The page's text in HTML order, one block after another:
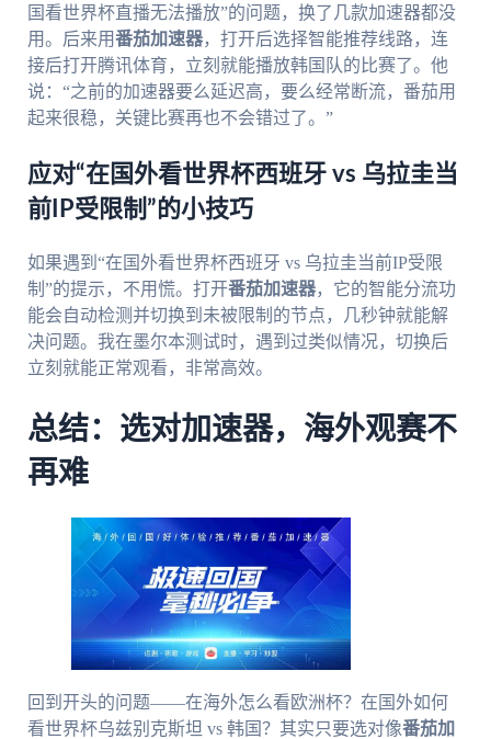
国看世界杯直播无法播放”的问题，换了几款加速器都没
用。后来用番茄加速器，打开后选择智能推荐线路，连
接后打开腾讯体育，立刻就能播放韩国队的比赛了。他
说：“之前的加速器要么延迟高，要么经常断流，番茄用
起来很稳，关键比赛再也不会错过了。”
应对“在国外看世界杯西班牙 vs 乌拉圭当
前IP受限制”的小技巧
如果遇到“在国外看世界杯西班牙 vs 乌拉圭当前IP受限
制”的提示，不用慌。打开番茄加速器，它的智能分流功
能会自动检测并切换到未被限制的节点，几秒钟就能解
决问题。我在墨尔本测试时，遇到过类似情况，切换后
立刻就能正常观看，非常高效。
总结：选对加速器，海外观赛不
再难
回到开头的问题——在海外怎么看欧洲杯？在国外如何
看世界杯乌兹别克斯坦 vs 韩国？其实只要选对像番茄加